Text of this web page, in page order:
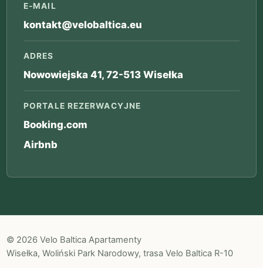
E-MAIL
kontakt@velobaltica.eu
ADRES
Nowowiejska 41, 72-513 Wisełka
PORTALE REZERWACYJNE
Booking.com
Airbnb
© 2026 Velo Baltica Apartamenty
Wisełka, Woliński Park Narodowy, trasa Velo Baltica R-10